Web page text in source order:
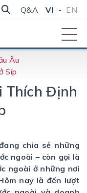
Q&A VI - EN
Âu
Síp
Thích Định
chia sẻ những
ngoài – còn gọi là
ngoài ở những nơi
nay là đến lượt